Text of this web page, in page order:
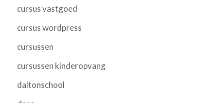
cursus vastgoed
cursus wordpress
cursussen
cursussen kinderopvang
daltonschool